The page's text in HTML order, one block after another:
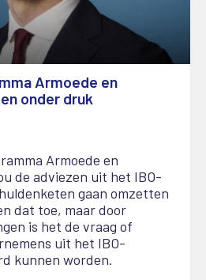
Armoede en
onder druk
Armoede en
de adviezen uit het IBO-
gaan omzetten
dat toe, maar door
is het de vraag of
uit het IBO-
kunnen worden.